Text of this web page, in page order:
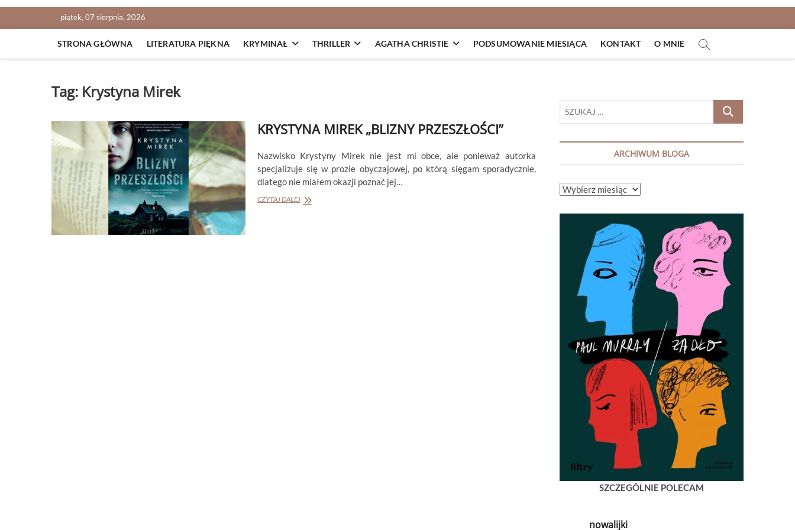
piątek, 07 sierpnia, 2026
STRONA GŁÓWNA LITERATURA PIĘKNA KRYMINAŁ THRILLER AGATHA CHRISTIE PODSUMOWANIE MIESIĄCA KONTAKT O MNIE
Tag: Krystyna Mirek
KRYSTYNA MIREK „BLIZNY PRZESZŁOŚCI”
Nazwisko Krystyny Mirek nie jest mi obce, ale ponieważ autorka
specjalizuje się w prozie obyczajowej, po którą sięgam sporadycznie,
dlatego nie miałem okazji poznać jej…
CZYTAJ DALEJKRYSTYNA
SZUKAJ
ARCHIWUM BLOGA
ARCHIWUM
SZCZEGÓLNIE POLECAM
nowalijki